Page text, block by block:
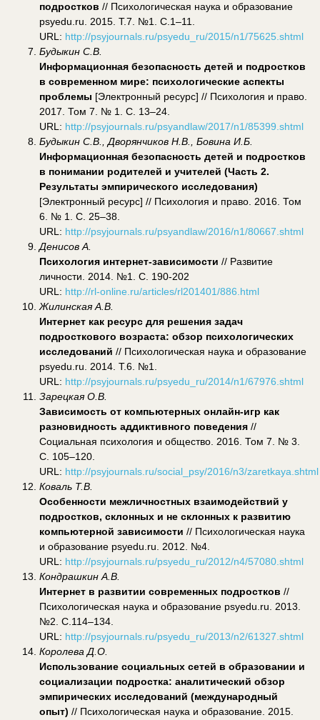
подростков // Психологическая наука и образование
psyedu.ru. 2015. Т.7. №1. С.1–11.
URL: http://psyjournals.ru/psyedu_ru/2015/n1/75625.shtml
Будыкин С.В.
Информационная безопасность детей и подростков
в современном мире: психологические аспекты
проблемы [Электронный ресурс] // Психология и право.
2017. Том 7. № 1. С. 13–24.
URL: http://psyjournals.ru/psyandlaw/2017/n1/85399.shtml
Будыкин С.В., Дворянчиков Н.В., Бовина И.Б.
Информационная безопасность детей и подростков
в понимании родителей и учителей (Часть 2.
Результаты эмпирического исследования)
[Электронный ресурс] // Психология и право. 2016. Том
6. № 1. С. 25–38.
URL: http://psyjournals.ru/psyandlaw/2016/n1/80667.shtml
Денисов А.
Психология интернет-зависимости // Развитие
личности. 2014. №1. С. 190-202
URL: http://rl-online.ru/articles/rl201401/886.html
Жилинская А.В.
Интернет как ресурс для решения задач
подросткового возраста: обзор психологических
исследований // Психологическая наука и образование
psyedu.ru. 2014. Т.6. №1.
URL: http://psyjournals.ru/psyedu_ru/2014/n1/67976.shtml
Зарецкая О.В.
Зависимость от компьютерных онлайн-игр как
разновидность аддиктивного поведения //
Социальная психология и общество. 2016. Том 7. № 3.
С. 105–120.
URL: http://psyjournals.ru/social_psy/2016/n3/zaretkaya.shtml
Коваль Т.В.
Особенности межличностных взаимодействий у
подростков, склонных и не склонных к развитию
компьютерной зависимости // Психологическая наука
и образование psyedu.ru. 2012. №4.
URL: http://psyjournals.ru/psyedu_ru/2012/n4/57080.shtml
Кондрашкин А.В.
Интернет в развитии современных подростков //
Психологическая наука и образование psyedu.ru. 2013.
№2. С.114–134.
URL: http://psyjournals.ru/psyedu_ru/2013/n2/61327.shtml
Королева Д.О.
Использование социальных сетей в образовании и
социализации подростка: аналитический обзор
эмпирических исследований (международный
опыт) // Психологическая наука и образование. 2015.